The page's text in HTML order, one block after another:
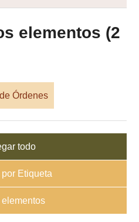
elementos (2
Órdenes
todo
Etiqueta
elementos